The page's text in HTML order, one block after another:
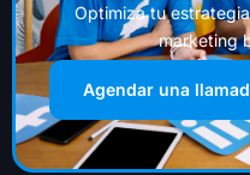
Optimiza tu
marketing
Agendar una